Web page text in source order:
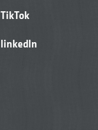
TikTok
linkedIn